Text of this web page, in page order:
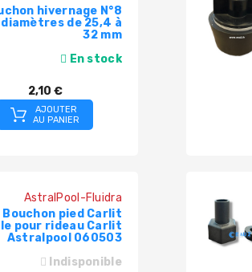
hivernage N°8
diamètres de 25,4 à
32 mm
En stock
2,10 €
AJOUTER
AU PANIER
AstralPool-Fluidra
Bouchon pied Carlit
pour rideau Carlit
Astralpool 060503
Indisponible